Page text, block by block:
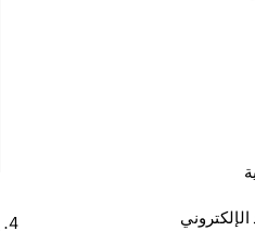
الإلكتروني